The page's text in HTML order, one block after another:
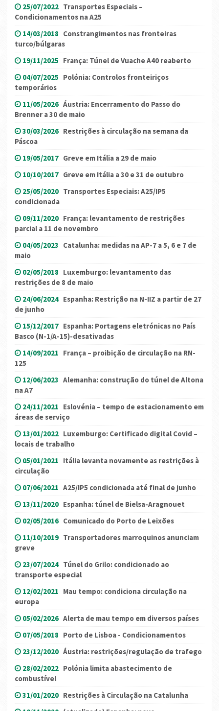
25/07/2022 Transportes Especiais –
Condicionamentos na A25
14/03/2018 Constrangimentos nas fronteiras
turco/búlgaras
19/11/2025 França: Túnel de Vuache A40 reaberto
04/07/2025 Polónia: Controlos fronteiriços
temporários
11/05/2026 Áustria: Encerramento do Passo do
Brenner a 30 de maio
30/03/2026 Restrições à circulação na semana da
Páscoa
19/05/2017 Greve em Itália a 29 de maio
10/10/2017 Greve em Itália a 30 e 31 de outubro
25/05/2020 Transportes Especiais: A25/IP5
condicionada
09/11/2020 França: levantamento de restrições
parcial a 11 de novembro
04/05/2023 Catalunha: medidas na AP-7 a 5, 6 e 7 de
maio
02/05/2018 Luxemburgo: levantamento das
restrições de 8 de maio
24/06/2024 Espanha: Restrição na N-IIZ a partir de 27
de junho
15/12/2017 Espanha: Portagens eletrónicas no País
Basco (N-1/A-15)-desativadas
14/09/2021 França – proibição de circulação na RN-
125
12/06/2023 Alemanha: construção do túnel de Altona
na A7
24/11/2021 Eslovénia – tempo de estacionamento em
áreas de serviço
13/01/2022 Luxemburgo: Certificado digital Covid –
locais de trabalho
05/01/2021 Itália levanta novamente as restrições à
circulação
07/06/2021 A25/IP5 condicionada até final de junho
13/11/2020 Espanha: túnel de Bielsa-Aragnouet
02/05/2016 Comunicado do Porto de Leixões
11/10/2019 Transportadores marroquinos anunciam
greve
23/07/2024 Túnel do Grilo: condicionado ao
transporte especial
12/02/2021 Mau tempo: condiciona circulação na
europa
05/02/2026 Alerta de mau tempo em diversos países
07/05/2018 Porto de Lisboa - Condicionamentos
23/12/2020 Áustria: restrições/regulação de trafego
28/02/2022 Polónia limita abastecimento de
combustível
31/01/2020 Restrições à Circulação na Catalunha